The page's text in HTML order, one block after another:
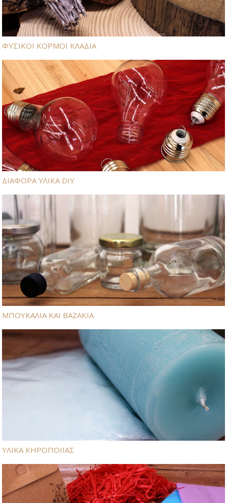
ΦΥΣΙΚΟΙ ΚΟΡΜΟΙ ΚΛΑΔΙΑ
ΔΙΑΦΟΡΑ ΥΛΙΚΑ DIY
ΜΠΟΥΚΑΛΙΑ ΚΑΙ ΒΑΖΑΚΙΑ
ΥΛΙΚΑ ΚΗΡΟΠΟΙΙΑΣ